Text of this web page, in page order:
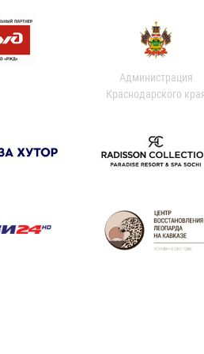
Администрация
Краснодарского